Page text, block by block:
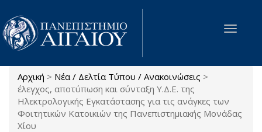
Παράκαμψη προς το κυρίως περιεχόμενο
Toggle
Είστε εδώ
Αρχική > Νέα / Δελτία Τύπου / Ανακοινώσεις >
έλεγχος, αποτύπωση και σύνταξη Υ.Δ.Ε. της
Ηλεκτρολογικής Εγκατάστασης για τις ανάγκες των
Φοιτητικών Κατοικιών της Πανεπιστημιακής Μονάδας
Χίου